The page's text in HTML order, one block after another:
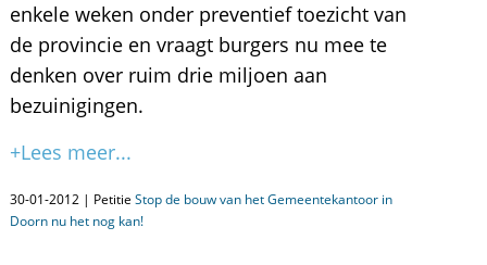
enkele weken onder preventief toezicht van
de provincie en vraagt burgers nu mee te
denken over ruim drie miljoen aan
bezuinigingen.
+Lees meer...
30-01-2012 | Petitie Stop de bouw van het Gemeentekantoor in
Doorn nu het nog kan!